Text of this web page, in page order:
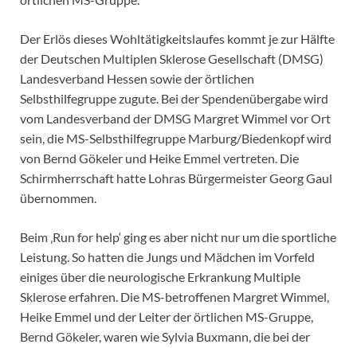
Der Erlös dieses Wohltätigkeitslaufes kommt je zur Hälfte
der Deutschen Multiplen Sklerose Gesellschaft (DMSG)
Landesverband Hessen sowie der örtlichen
Selbsthilfegruppe zugute. Bei der Spendenübergabe wird
vom Landesverband der DMSG Margret Wimmel vor Ort
sein, die MS-Selbsthilfegruppe Marburg/Biedenkopf wird
von Bernd Gökeler und Heike Emmel vertreten. Die
Schirmherrschaft hatte Lohras Bürgermeister Georg Gaul
übernommen.
Beim ‚Run for help‘ ging es aber nicht nur um die sportliche
Leistung. So hatten die Jungs und Mädchen im Vorfeld
einiges über die neurologische Erkrankung Multiple
Sklerose erfahren. Die MS-betroffenen Margret Wimmel,
Heike Emmel und der Leiter der örtlichen MS-Gruppe,
Bernd Gökeler, waren wie Sylvia Buxmann, die bei der